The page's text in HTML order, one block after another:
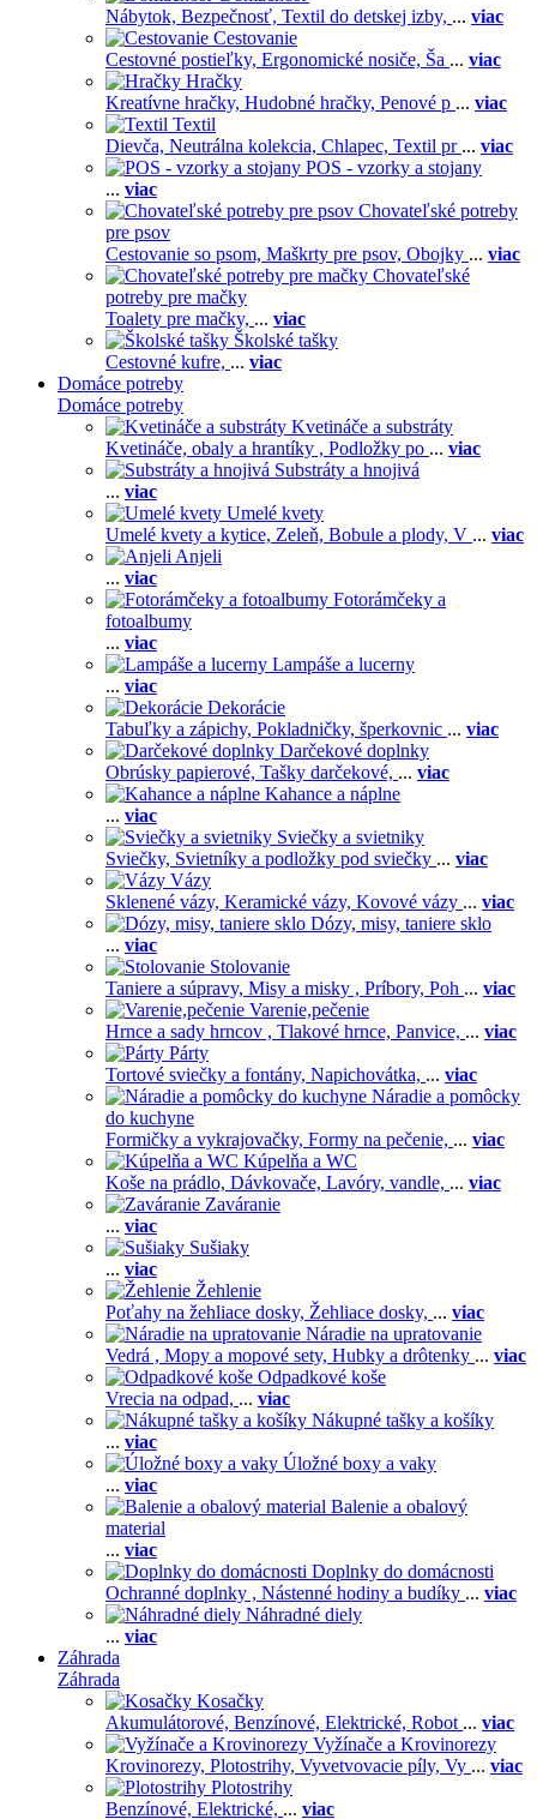
Nábytok, Bezpečnosť, Textil do detskej izby, ... viac
Cestovanie
Cestovné postieľky, Ergonomické nosiče, Ša ... viac
Hračky
Kreatívne hračky, Hudobné hračky, Penové p ... viac
Textil
Dievča, Neutrálna kolekcia, Chlapec, Textil pr ... viac
POS - vzorky a stojany
... viac
Chovateľské potreby
pre psov
Cestovanie so psom, Maškrty pre psov, Obojky ... viac
Chovateľské
potreby pre mačky
Toalety pre mačky, ... viac
Školské tašky
Cestovné kufre, ... viac
Domáce potreby
Domáce potreby
Kvetináče a substráty
Kvetináče, obaly a hrantíky , Podložky po ... viac
Substráty a hnojivá
... viac
Umelé kvety
Umelé kvety a kytice, Zeleň, Bobule a plody, V ... viac
Anjeli
... viac
Fotorámčeky a
fotoalbumy
... viac
Lampáše a lucerny
... viac
Dekorácie
Tabuľky a zápichy, Pokladničky, šperkovnic ... viac
Darčekové doplnky
Obrúsky papierové, Tašky darčekové, ... viac
Kahance a náplne
... viac
Sviečky a svietniky
Sviečky, Svietníky a podložky pod sviečky ... viac
Vázy
Sklenené vázy, Keramické vázy, Kovové vázy ... viac
Dózy, misy, taniere sklo
... viac
Stolovanie
Taniere a súpravy, Misy a misky , Príbory, Poh ... viac
Varenie,pečenie
Hrnce a sady hrncov , Tlakové hrnce, Panvice, ... viac
Párty
Tortové sviečky a fontány, Napichovátka, ... viac
Náradie a pomôcky
do kuchyne
Formičky a vykrajovačky, Formy na pečenie, ... viac
Kúpelňa a WC
Koše na prádlo, Dávkovače, Lavóry, vandle, ... viac
Zaváranie
... viac
Sušiaky
... viac
Žehlenie
Poťahy na žehliace dosky, Žehliace dosky, ... viac
Náradie na upratovanie
Vedrá , Mopy a mopové sety, Hubky a drôtenky ... viac
Odpadkové koše
Vrecia na odpad, ... viac
Nákupné tašky a košíky
... viac
Úložné boxy a vaky
... viac
Balenie a obalový
material
... viac
Doplnky do domácnosti
Ochranné doplnky , Nástenné hodiny a budíky ... viac
Náhradné diely
... viac
Záhrada
Záhrada
Kosačky
Akumulátorové, Benzínové, Elektrické, Robot ... viac
Vyžínače a Krovinorezy
Krovinorezy, Plotostrihy, Vyvetvovacie píly, Vy ... viac
Plotostrihy
Benzínové, Elektrické, ... viac